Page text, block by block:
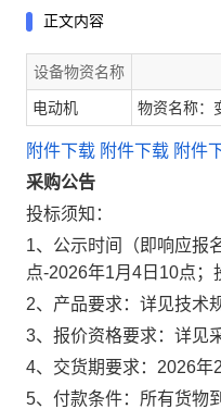
正文内容
设备物资名称
电动机 物资名称：
附件下载 附件下载 附件
采购公告
投标须知：
1、 公示时间（即响应报
点-2026年1月4日10点；
2、产品要求：详见技术
3、报价资格要求：详见
4、交货期要求：2026年
5、付款条件：所有货物